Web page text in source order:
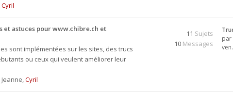
Cyril
et astuces pour www.chibre.ch et
sont implémentées sur les sites, des trucs
ou ceux qui veulent améliorer leur
Jeanne,Cyril
11 Sujets
10 Messages
par